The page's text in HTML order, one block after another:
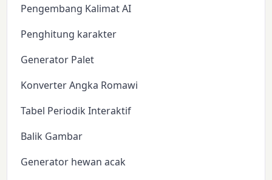
Pengembang Kalimat AI
Penghitung karakter
Generator Palet
Konverter Angka Romawi
Tabel Periodik Interaktif
Balik Gambar
Generator hewan acak